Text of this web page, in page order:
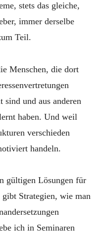
stets das gleiche,
immer derselbe
Teil.
Menschen, die dort
sind und aus anderen
haben. Und weil
verschieden
handeln.
gültigen Lösungen für
Strategien, wie man
ich in Seminaren